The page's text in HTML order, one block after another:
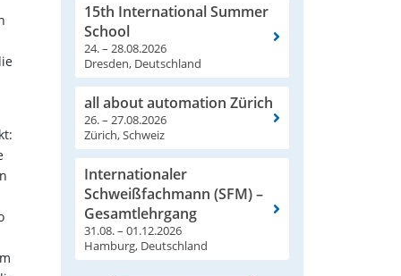
15th International Summer
School
24. – 28.08.2026
Dresden, Deutschland
all about automation Zürich
26. – 27.08.2026
Zürich, Schweiz
Internationaler
Schweißfachmann (SFM) –
Gesamtlehrgang
31.08. – 01.12.2026
Hamburg, Deutschland